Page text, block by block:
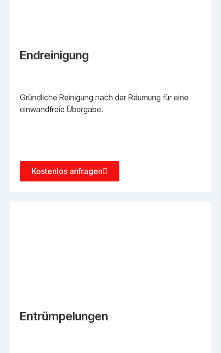
Endreinigung
Gründliche Reinigung nach der Räumung für eine
einwandfreie Übergabe.
Kostenlos anfragen
Entrümpelungen